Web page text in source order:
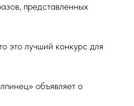
представленных
это лучший конкурс для
объявляет о